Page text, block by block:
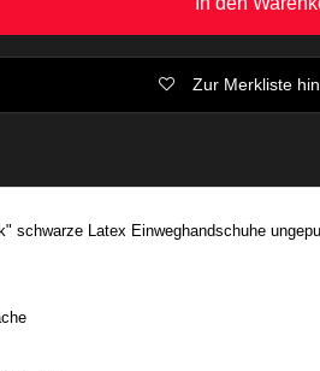
Zur Merkliste
schwarze Latex Einweghandschuhe